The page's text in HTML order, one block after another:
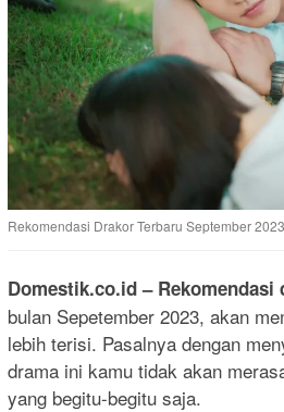
Rekomendasi Drakor Terbaru September 2023
Domestik.co.id–
bulan Sepetember 2023, akan
lebih terisi. Pasalnya dengan
drama ini kamu tidak akan
yang begitu-begitu saja.